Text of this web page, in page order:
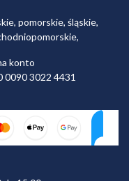
pomorskie, śląskie,
konto
0090 3022 4431